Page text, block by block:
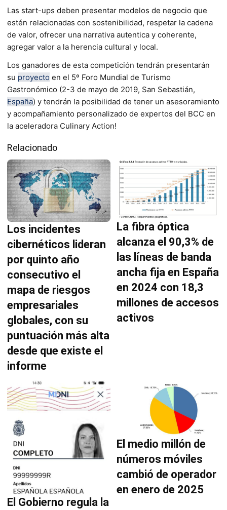
Las start-ups deben presentar modelos de negocio que
estén relacionadas con sostenibilidad, respetar la cadena
de valor, ofrecer una narrativa autentica y coherente,
agregar valor a la herencia cultural y local.
Los ganadores de esta competición tendrán presentarán
su proyecto en el 5º Foro Mundial de Turismo
Gastronómico (2-3 de mayo de 2019, San Sebastián,
España) y tendrán la posibilidad de tener un asesoramiento
y acompañamiento personalizado de expertos del BCC en
la aceleradora Culinary Action!
Relacionado
Los incidentes
cibernéticos lideran
por quinto año
consecutivo el
mapa de riesgos
empresariales
globales, con su
puntuación más alta
desde que existe el
informe
La fibra óptica
alcanza el 90,3% de
las líneas de banda
ancha fija en España
en 2024 con 18,3
millones de accesos
activos
El Gobierno regula la
El medio millón de
números móviles
cambió de operador
en enero de 2025